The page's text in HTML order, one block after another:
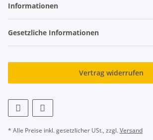
Informationen
Gesetzliche Informationen
Vertrag widerrufen
* Alle Preise inkl. gesetzlicher USt., zzgl.Versand